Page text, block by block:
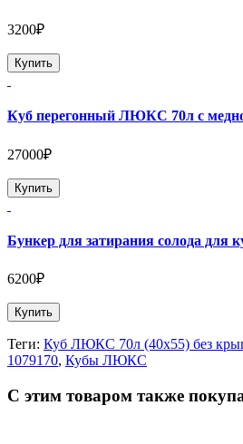
3200₽
Купить
Куб перегонный ЛЮКС 70л с
27000₽
Купить
Бункер для затирания солода для
6200₽
Купить
Теги: Куб ЛЮКС 70л (40х55) без
1079170, Кубы ЛЮКС
С этим товаром также